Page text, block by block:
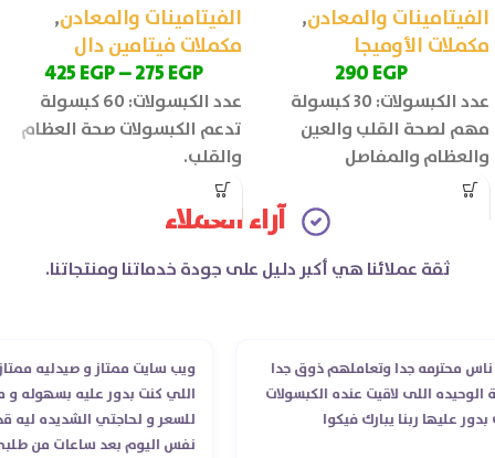
الفيتامينات والمعادن,
مكملات الأوميجا
290EGP
عدد الكبسولات: 30 كبسولة
مهم لصحة القلب والعين
والعظام والمفاصل
الفيتامينات والمعادن,
مكملات فيتامين دال
275EGP
–
425EGP
عدد الكبسولات: 60 كبسولة
تدعم الكبسولات صحة العظام
والقلب.
آراء العملاء
ثقة عملائنا هي أكبر دليل على جودة خدماتنا ومنتجاتنا.
جدا وتعاملهم ذوق جدا
اللى لاقيت عنده الكبسولات
ربنا يبارك فيكوا
ويب سايت ممتاز و صيدليه ممتازه
اللي كنت بدور عليه بسهوله و من
للسعر و لحاجتي الشديده ليه قدر
نفس اليوم بعد ساعات من طلبي و